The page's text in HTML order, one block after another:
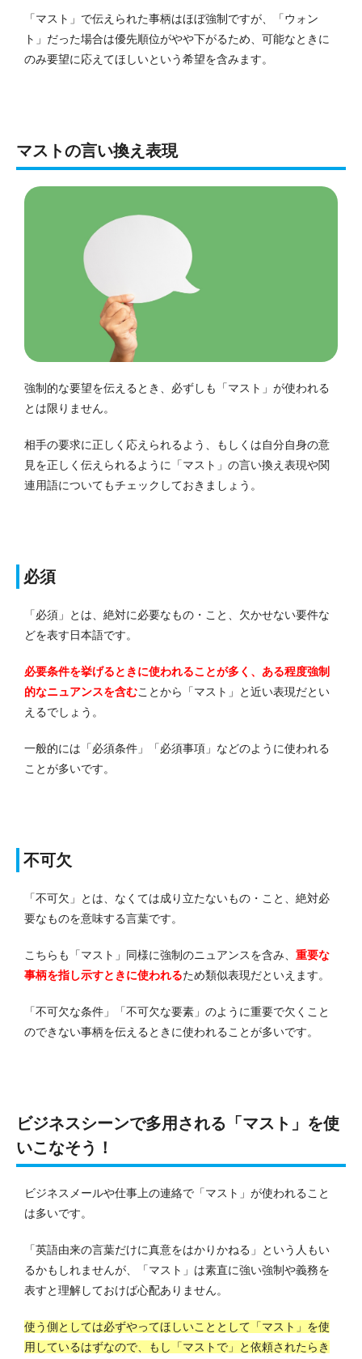
「マスト」で伝えられた事柄はほぼ強制ですが、「ウォン
ト」だった場合は優先順位がやや下がるため、可能なときに
のみ要望に応えてほしいという希望を含みます。
マストの言い換え表現
強制的な要望を伝えるとき、必ずしも「マスト」が使われる
とは限りません。
相手の要求に正しく応えられるよう、もしくは自分自身の意
見を正しく伝えられるように「マスト」の言い換え表現や関
連用語についてもチェックしておきましょう。
必須
「必須」とは、絶対に必要なもの・こと、欠かせない要件な
どを表す日本語です。
必要条件を挙げるときに使われることが多く、ある程度強制
的なニュアンスを含むことから「マスト」と近い表現だとい
えるでしょう。
一般的には「必須条件」「必須事項」などのように使われる
ことが多いです。
不可欠
「不可欠」とは、なくては成り立たないもの・こと、絶対必
要なものを意味する言葉です。
こちらも「マスト」同様に強制のニュアンスを含み、 重要な
事柄を指し示すときに使われるため類似表現だといえます。
「不可欠な条件」「不可欠な要素」のように重要で欠くこと
のできない事柄を伝えるときに使われることが多いです。
ビジネスシーンで多用される「マスト」を使
いこなそう！
ビジネスメールや仕事上の連絡で「マスト」が使われること
は多いです。
「英語由来の言葉だけに真意をはかりかねる」という人もい
るかもしれませんが、「マスト」は素直に強い強制や義務を
表すと理解しておけば心配ありません。
使う側としては必ずやってほしいこととして「マスト」を使
用しているはずなので、もし「マストで」と依頼されたらき